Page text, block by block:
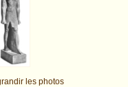
les photos